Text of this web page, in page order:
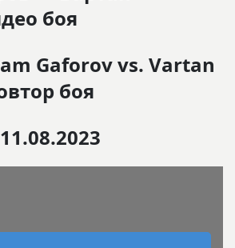
боя
Gaforov vs. Vartan
боя